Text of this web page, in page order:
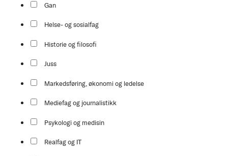
Gan
Helse- og sosialfag
Historie og filosofi
Juss
Markedsføring, økonomi og ledelse
Mediefag og journalistikk
Psykologi og medisin
Realfag og IT